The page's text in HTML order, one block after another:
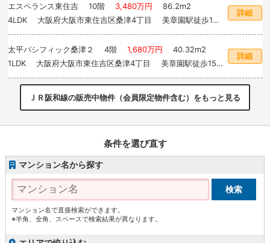
エスペランス東住吉 10階 3,480万円 86.2m2
4LDK 大阪府大阪市東住吉区桑津4丁目 美章園駅徒歩15
分
詳細
太平パシフィック桑津２ 4階1,680万円 40.32m2
1LDK 大阪府大阪市東住吉区桑津4丁目 美章園駅徒歩15
分
詳細
ＪＲ阪和線の販売中物件（会員限定物件含む）をもっと見る
条件を選び直す
マンション名から探す
マンション名で直接検索ができます。
※半角、全角、スペースで検索結果が異なります。